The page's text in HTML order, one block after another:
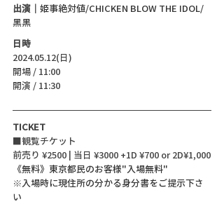
出演｜ 姫事絶対値/CHICKEN BLOW THE IDOL/
黑黒
日時
2024.05.12(日)
開場 / 11:00
開演 / 11:30
TICKET
■観覧チケット
前売り ¥2500 | 当日 ¥3000 +1D ¥700 or 2D¥1,000
《無料》東京都民のお客様"入場無料"
※入場時に現住所の分かる身分書をご提示下さ
い